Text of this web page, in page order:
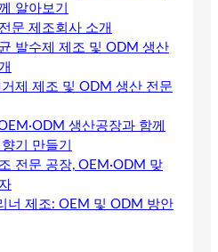
알아보기
문 제조회사 소개
발수제 제조 및 ODM 생산
제 제조 및 ODM 생산 전문
생산공장과 함께
기 만들기
전문 공장, OEM·ODM 맞
너 제조: OEM 및 ODM 방안